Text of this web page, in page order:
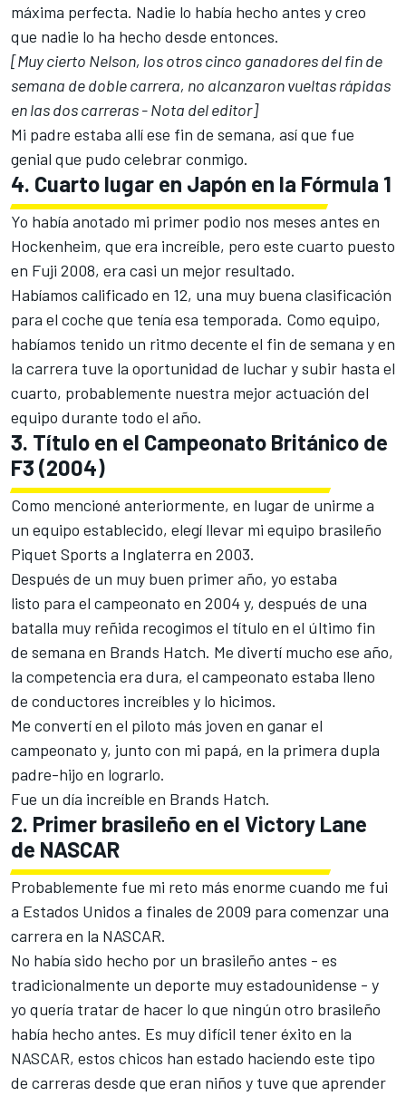
máxima perfecta. Nadie lo había hecho antes y creo
que nadie lo ha hecho desde entonces.
[Muy cierto Nelson, los otros cinco ganadores del fin de
semana de doble carrera, no alcanzaron vueltas rápidas
en las dos carreras - Nota del editor]
Mi padre estaba allí ese fin de semana, así que fue
genial que pudo celebrar conmigo.
4. Cuarto lugar en Japón en la Fórmula 1
Yo había anotado mi primer podio nos meses antes en
Hockenheim, que era increíble, pero este cuarto puesto
en Fuji 2008, era casi un mejor resultado.
Habíamos calificado en 12, una muy buena clasificación
para el coche que tenía esa temporada. Como equipo,
habíamos tenido un ritmo decente el fin de semana y en
la carrera tuve la oportunidad de luchar y subir hasta el
cuarto, probablemente nuestra mejor actuación del
equipo durante todo el año.
3. Título en el Campeonato Británico de
F3 (2004)
Como mencioné anteriormente, en lugar de unirme a
un equipo establecido, elegí llevar mi equipo brasileño
Piquet Sports a Inglaterra en 2003.
Después de un muy buen primer año, yo estaba
listo para el campeonato en 2004 y, después de una
batalla muy reñida recogimos el título en el último fin
de semana en Brands Hatch. Me divertí mucho ese año,
la competencia era dura, el campeonato estaba lleno
de conductores increíbles y lo hicimos.
Me convertí en el piloto más joven en ganar el
campeonato y, junto con mi papá, en la primera dupla
padre-hijo en lograrlo.
Fue un día increíble en Brands Hatch.
2. Primer brasileño en el Victory Lane
de NASCAR
Probablemente fue mi reto más enorme cuando me fui
a Estados Unidos a finales de 2009 para comenzar una
carrera en la NASCAR.
No había sido hecho por un brasileño antes - es
tradicionalmente un deporte muy estadounidense - y
yo quería tratar de hacer lo que ningún otro brasileño
había hecho antes. Es muy difícil tener éxito en la
NASCAR, estos chicos han estado haciendo este tipo
de carreras desde que eran niños y tuve que aprender